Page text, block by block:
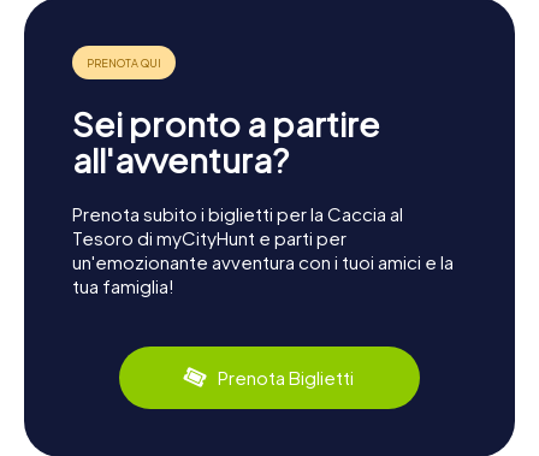
Sei pronto a partire
all'avventura?
Prenota subito i biglietti per la Caccia al
Tesoro di myCityHunt e parti per
un'emozionante avventura con i tuoi amici e la
tua famiglia!
Prenota Biglietti